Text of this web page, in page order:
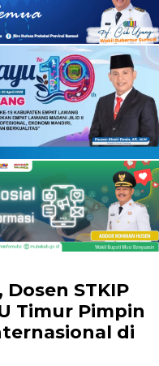
STKIP
Timur Pimpin
di